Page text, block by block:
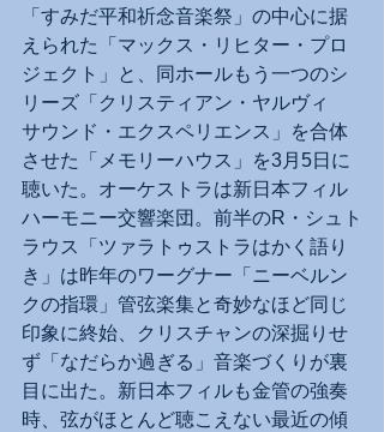
「すみだ平和祈念音楽祭」の中心に据
えられた「マックス・リヒター・プロ
ジェクト」と、同ホールもう一つのシ
リーズ「クリスティアン・ヤルヴィ
サウンド・エクスペリエンス」を合体
させた「メモリーハウス」を3月5日に
聴いた。オーケストラは新日本フィル
ハーモニー交響楽団。前半のR・シュト
ラウス「ツァラトゥストラはかく語り
き」は昨年のワーグナー「ニーベルン
クの指環」管弦楽集と奇妙なほど同じ
印象に終始、クリスチャンの深掘りせ
ず「なだらか過ぎる」音楽づくりが裏
目に出た。新日本フィルも金管の強奏
時、弦がほとんど聴こえない最近の傾